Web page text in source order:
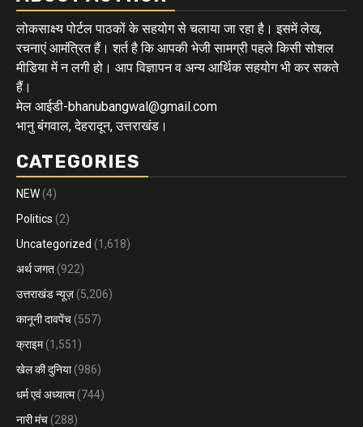
लोकसाक्ष्य पोर्टल पाठकों के सहयोग से चलाया जा रहा है। इसमें लेख,
रचनाएं आमंत्रित हैं। शर्त है कि आपकी भेजी सामग्री पहले किसी सोशल
मीडिया में न लगी हो। आप विज्ञापन व अन्य आर्थिक सहयोग भी कर सकते
हैं।
मेल आईडी-bhanubangwal@gmail.com
भानु बंगवाल, देहरादून, उत्तराखंड।
CATEGORIES
NEW (4)
Politics (2)
Uncategorized (1,618)
अर्थ जगत (922)
उत्तराखंड न्यूज़ (5,206)
कानूनी दावपेंच (557)
क्राइम(1,551)
खेल की दुनिया(986)
धर्म एवं अध्यात्म(744)
नारी मंच (288)